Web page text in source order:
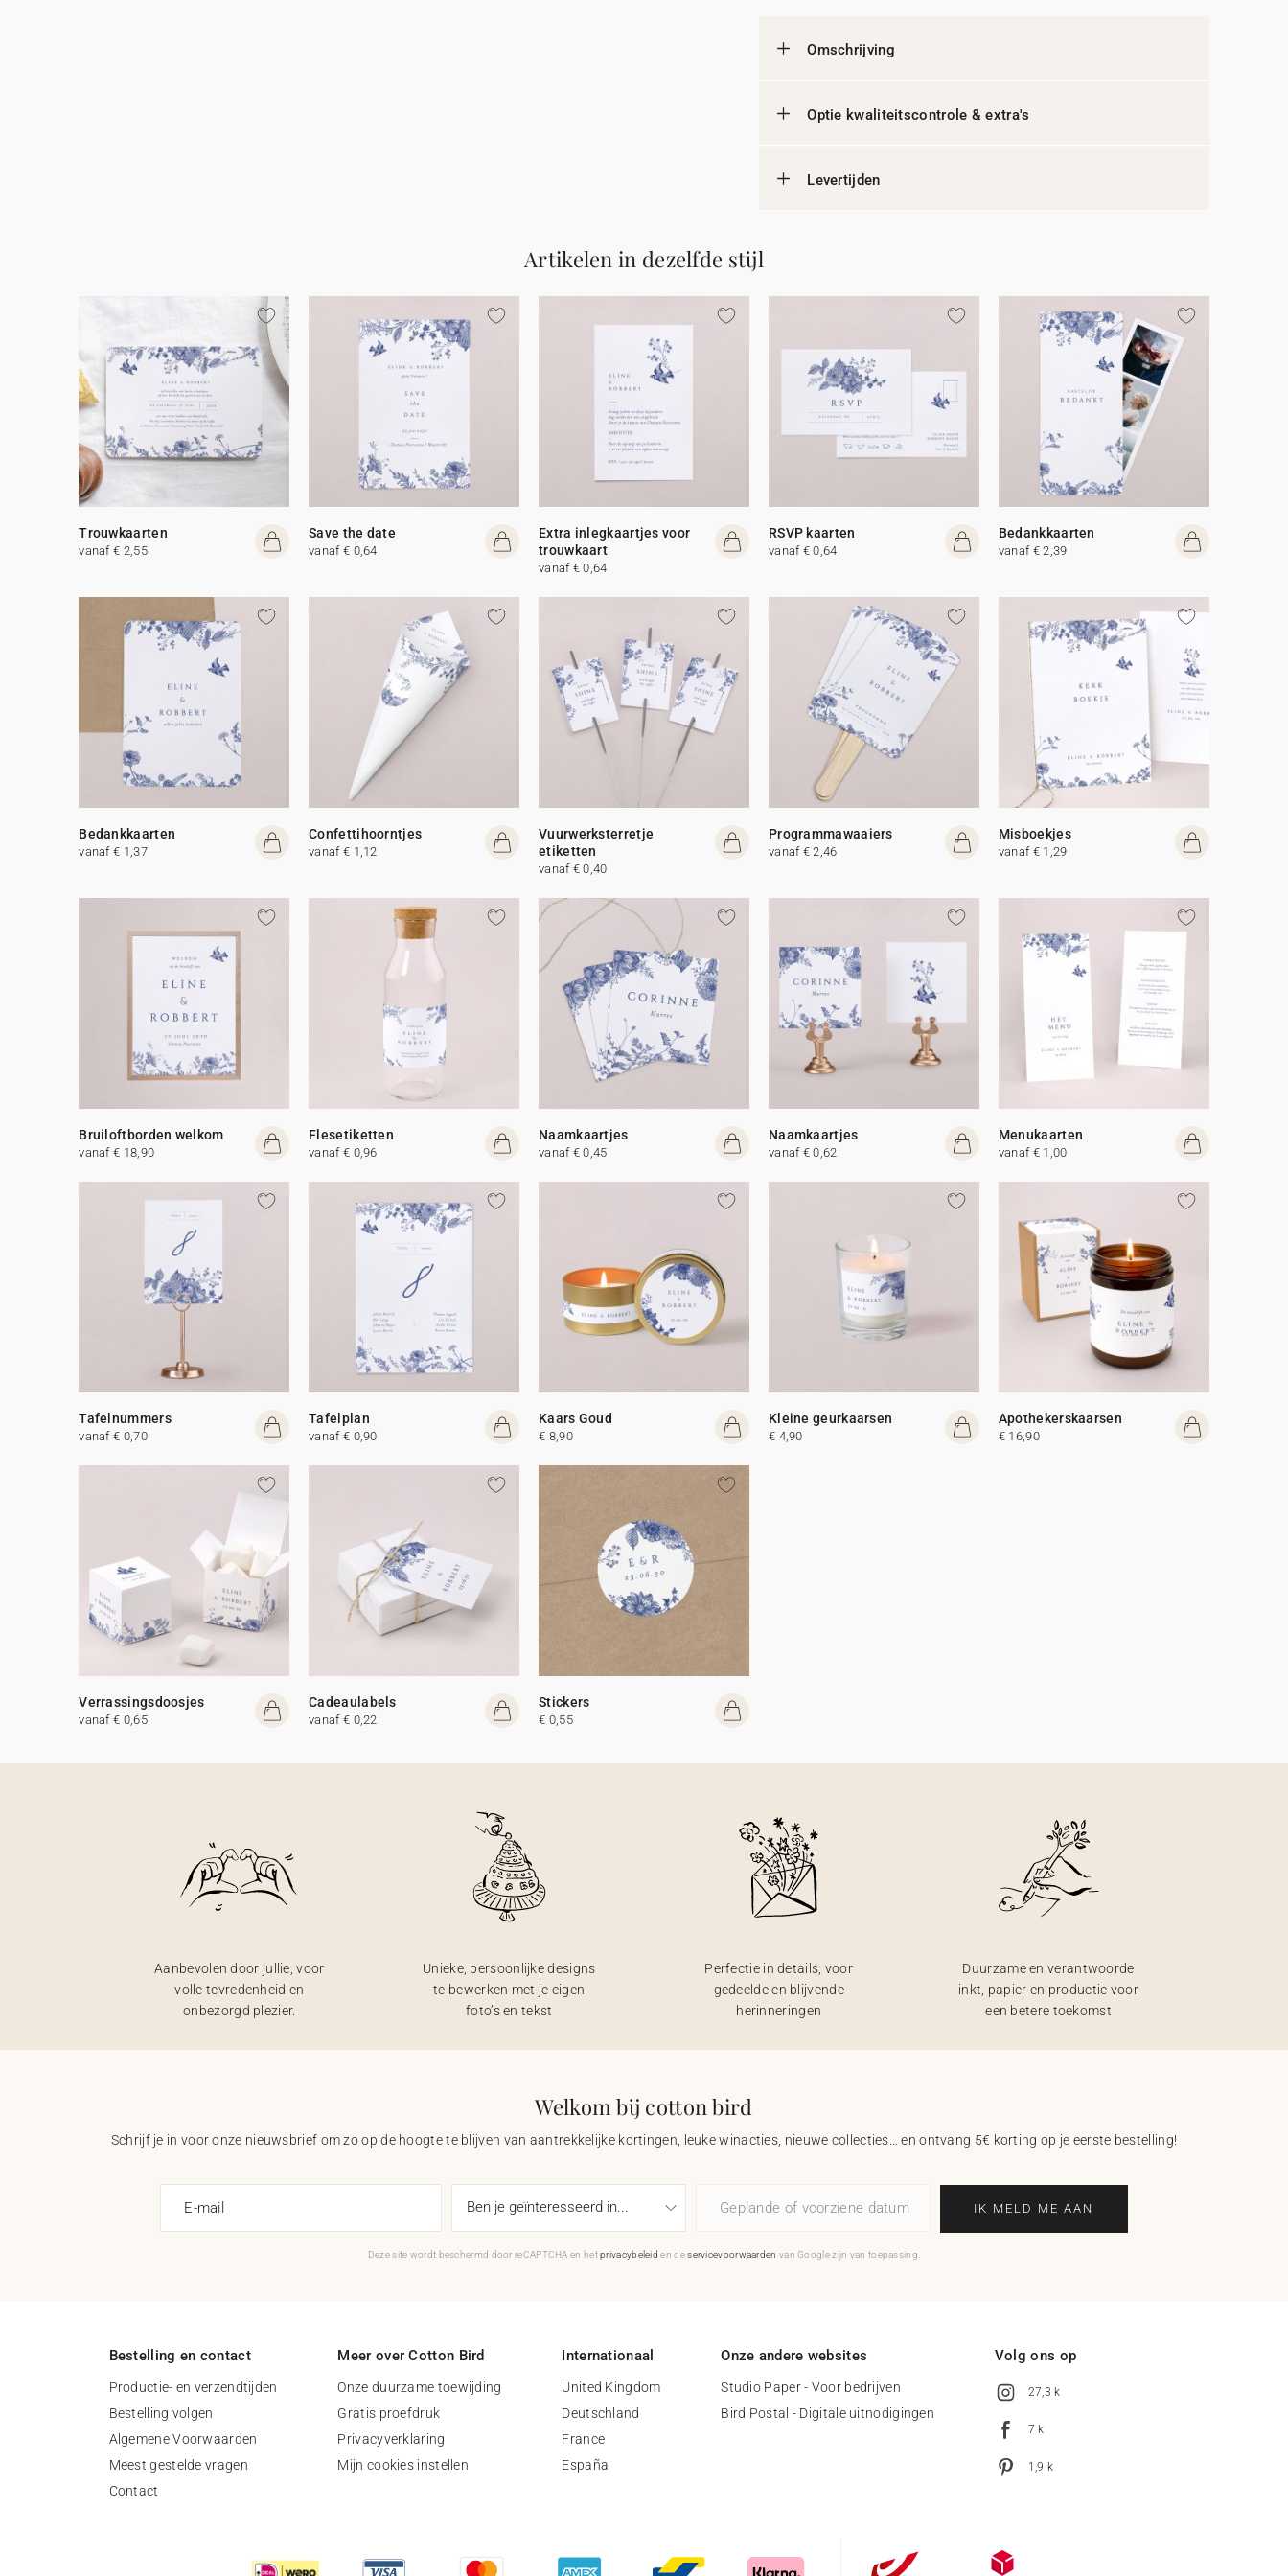
Omschrijving
Optie kwaliteitscontrole & extra's
Levertijden
Artikelen in dezelfde stijl
Trouwkaarten
vanaf € 2,55
Save the date
vanaf € 0,64
Extra inlegkaartjes voor
trouwkaart
vanaf € 0,64
RSVP kaarten
vanaf € 0,64
Bedankkaarten
vanaf € 2,39
Bedankkaarten
vanaf € 1,37
Confettihoorntjes
vanaf € 1,12
Vuurwerksterretje
etiketten
vanaf € 0,40
Programmawaaiers
vanaf € 2,46
Misboekjes
vanaf € 1,29
Bruiloftborden welkom
vanaf € 18,90
Flesetiketten
vanaf € 0,96
Naamkaartjes
vanaf € 0,45
Naamkaartjes
vanaf € 0,62
Menukaarten
vanaf € 1,00
Tafelnummers
vanaf € 0,70
Tafelplan
vanaf € 0,90
Kaars Goud
€ 8,90
Kleine geurkaarsen
€ 4,90
Apothekerskaarsen
€ 16,90
Verrassingsdoosjes
vanaf € 0,65
Cadeaulabels
vanaf € 0,22
Stickers
€ 0,55
Aanbevolen door jullie, voor
volle tevredenheid en
onbezorgd plezier.
Unieke, persoonlijke designs
te bewerken met je eigen
foto’s en tekst
Perfectie in details, voor
gedeelde en blijvende
herinneringen
Duurzame en verantwoorde
inkt, papier en productie voor
een betere toekomst
Welkom bij cotton bird
Schrijf je in voor onze nieuwsbrief om zo op de hoogte te blijven van aantrekkelijke kortingen, leuke winacties, nieuwe collecties… en ontvang 5€ korting op je eerste bestelling!
E-mail Geplande of voorziene datum IK MELD ME AAN
Deze site wordt beschermd door reCAPTCHA en hetprivacybeleid en deservicevoorwaarden van Google zijn van toepassing.
Bestelling en contact
Productie- en verzendtijden
Bestelling volgen
Algemene Voorwaarden
Meest gestelde vragen
Contact
Meer over Cotton Bird
Onze duurzame toewijding
Gratis proefdruk
Privacyverklaring
Mijn cookies instellen
Internationaal
United Kingdom
Deutschland
France
España
Onze andere websites
Studio Paper - Voor bedrijven
Bird Postal - Digitale uitnodigingen
Volg ons op
27,3 k
7 k
1,9 k